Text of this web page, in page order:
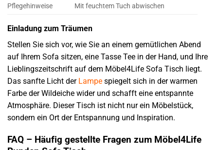
Pflegehinweise
Mit feuchtem Tuch abwischen
Einladung zum Träumen
Stellen Sie sich vor, wie Sie an einem gemütlichen Abend
auf Ihrem Sofa sitzen, eine Tasse Tee in der Hand, und Ihre
Lieblingszeitschrift auf dem Möbel4Life Sofa Tisch liegt.
Das sanfte Licht der Lampe spiegelt sich in der warmen
Farbe der Wildeiche wider und schafft eine entspannte
Atmosphäre. Dieser Tisch ist nicht nur ein Möbelstück,
sondern ein Ort der Entspannung und Inspiration.
FAQ – Häufig gestellte Fragen zum Möbel4Life